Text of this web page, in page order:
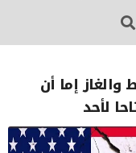
إما أن
لأحد